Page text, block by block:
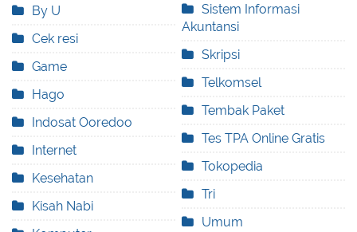
By U
Cek resi
Game
Hago
Indosat Ooredoo
Internet
Kesehatan
Kisah Nabi
Sistem Informasi
Akuntansi
Skripsi
Telkomsel
Tembak Paket
Tes TPA Online Gratis
Tokopedia
Tri
Umum